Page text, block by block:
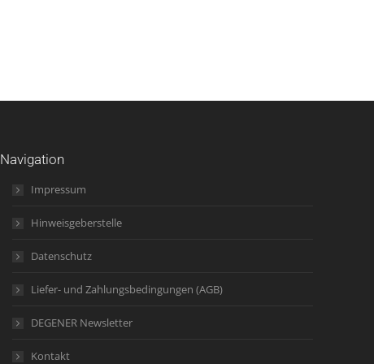
Navigation
Impressum
Hinweisgeberstelle
Datenschutz
Liefer- und Zahlungsbedingungen (AGB)
DEGENER Newsletter
Kontakt